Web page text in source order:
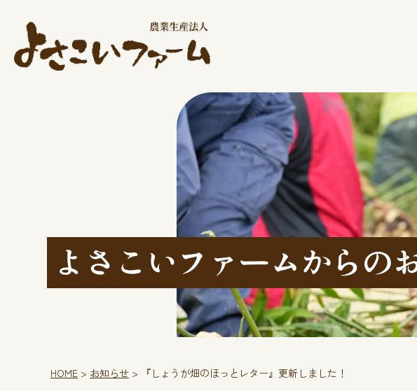
よさこいファームからの
HOME > お知らせ > 『しょうが畑のほっとレター』更新しました！